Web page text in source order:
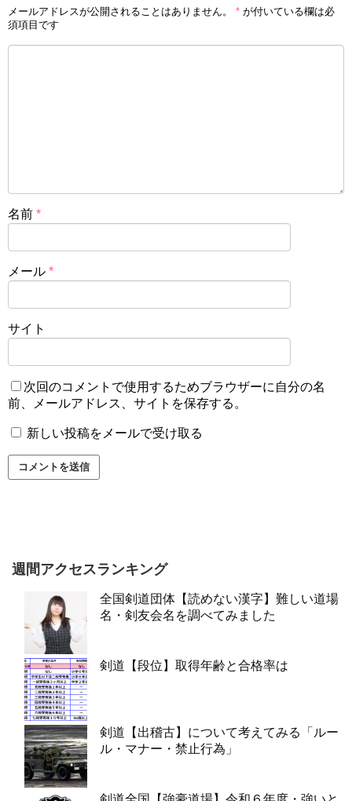
メールアドレスが公開されることはありません。 * が付いている欄は必
須項目です
名前 *
メール *
サイト
次回のコメントで使用するためブラウザーに自分の名
前、メールアドレス、サイトを保存する。
新しい投稿をメールで受け取る
週間アクセスランキング
全国剣道団体【読めない漢字】難しい道場
名・剣友会名を調べてみました
剣道【段位】取得年齢と合格率は
剣道【出稽古】について考えてみる「ルー
ル・マナー・禁止行為」